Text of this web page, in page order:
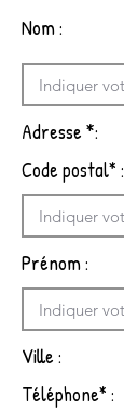
Nom :
Adresse *:
Code postal* :
Prénom :
Ville :
Téléphone* :